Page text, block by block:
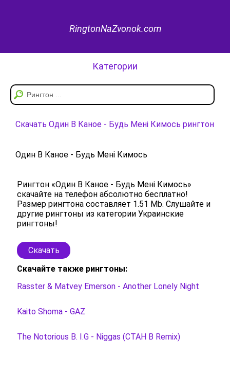
RingtonNaZvonok.com
Категории
Скачать Один В Каное - Будь Мені Кимось рингтон
Один В Каное - Будь Мені Кимось
Рингтон «Один В Каное - Будь Мені Кимось»
скачайте на телефон абсолютно бесплатно!
Размер рингтона составляет 1.51 Mb. Слушайте и
другие рингтоны из категории Украинские
рингтоны!
Скачать
Скачайте также рингтоны:
Rasster & Matvey Emerson - Another Lonely Night
Kaito Shoma - GAZ
The Notorious B. I.G - Niggas (CTAH B Remix)